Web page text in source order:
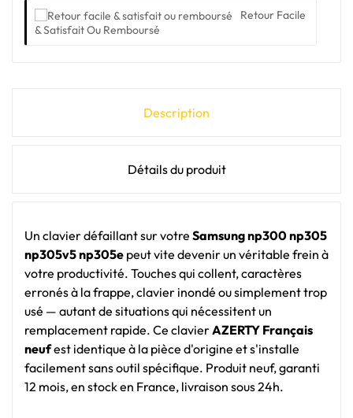
Retour Facile
& Satisfait Ou Remboursé
Description
Détails du produit
Un clavier défaillant sur votre Samsung np300 np305
np305v5 np305e peut vite devenir un véritable frein à
votre productivité. Touches qui collent, caractères
erronés à la frappe, clavier inondé ou simplement trop
usé — autant de situations qui nécessitent un
remplacement rapide. Ce clavierAZERTY Français
neufest identique à la pièce d'origine et s'installe
facilement sans outil spécifique. Produit neuf, garanti
12 mois, en stock en France, livraison sous 24h.